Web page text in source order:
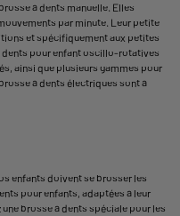
à dents manuelle. Elles
par minute. Leur petite
et spécifiquement aux petites
dents pour enfant oscillo-rotatives
ainsi que plusieurs gammes pour
à dents électriques sont à
enfants doivent se brosser les
pour enfants, adaptées à leur
brosse à dents spéciale pour les